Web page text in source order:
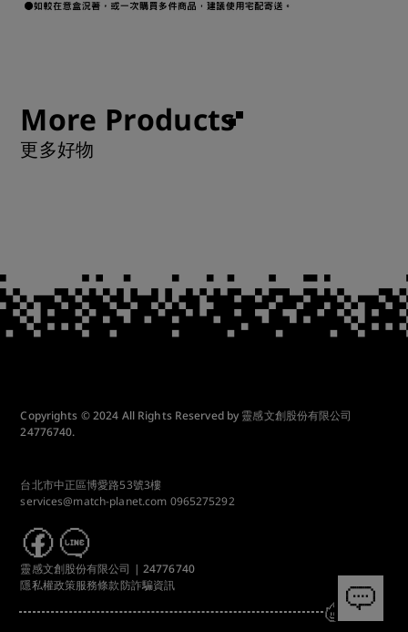
More Products
更多好物
Copyrights © 2024 All Rights Reserved by 靈感文創股份有限公司
24776740.
台北市中正區博愛路53號3樓
services@match-planet.com 0965275292
靈感文創股份有限公司 | 24776740
隱私權政策服務條款防詐騙資訊